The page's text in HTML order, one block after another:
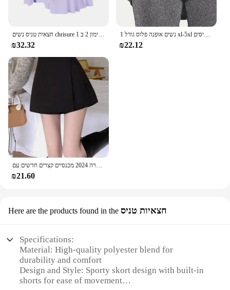
חצאית טניס נשים chrisure עם כיסים קרוסאובר גבוה מותניים גולף ספורט ריצה חצאיות אימון 2 ב 1
₪32.32
נשים אופנה פלוס גודל 1 xl-5xl חצאיות מכנסיים קצרים נשים בתוספת גודל בינוני ספורט מתיחה בינוני ספורט גולף עם כיסים
₪22.12
חצאית שחורה לא סדירה שחורה בעונת האביב של אישה קצרה 2024 מכנסיים קצרים חדשים עם wasted ראש חצאית
₪21.60
Here are the products found in the חצאיות טניס
Specifications:
Material: High-quality polyester blend for
durability and comfort
Design and Style: Sporty skort design with built-in
shorts for ease of movement